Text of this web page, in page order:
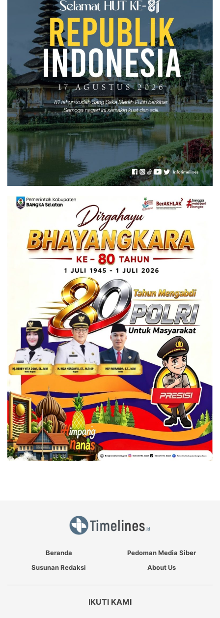
Beranda
Pedoman Media Siber
Susunan Redaksi
About Us
IKUTI KAMI